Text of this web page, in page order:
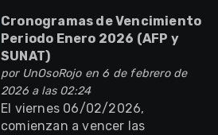
Cronogramas de Vencimiento
Periodo Enero 2026 (AFP y
SUNAT)
por UnOsoRojoen 6 de febrero de
2026 a las 02:24
El viernes 06/02/2026,
comienzan a vencer las